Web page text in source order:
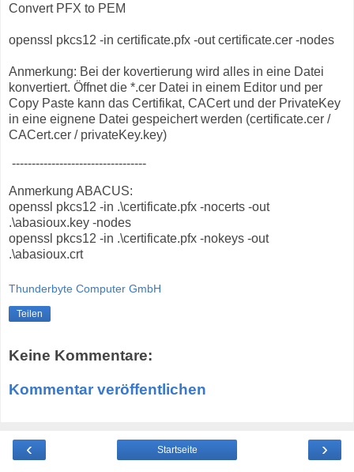
Convert PFX to PEM
openssl pkcs12 -in certificate.pfx -out certificate.cer -nodes
Anmerkung: Bei der kovertierung wird alles in eine Datei
konvertiert. Öffnet die *.cer Datei in einem Editor und per
Copy Paste kann das Certifikat, CACert und der PrivateKey
in eine eignene Datei gespeichert werden (certificate.cer /
CACert.cer / privateKey.key)
----------------------------------
Anmerkung ABACUS:
openssl pkcs12 -in .\certificate.pfx -nocerts -out
.\abasioux.key -nodes
openssl pkcs12 -in .\certificate.pfx -nokeys -out
.\abasioux.crt
Thunderbyte Computer GmbH
Teilen
Keine Kommentare:
Kommentar veröffentlichen
‹ ›
Startseite